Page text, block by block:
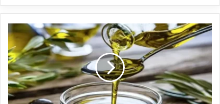
ديوان
الزيت:
أسعار
زيت
الزيتون
ستتراوح
بين
15